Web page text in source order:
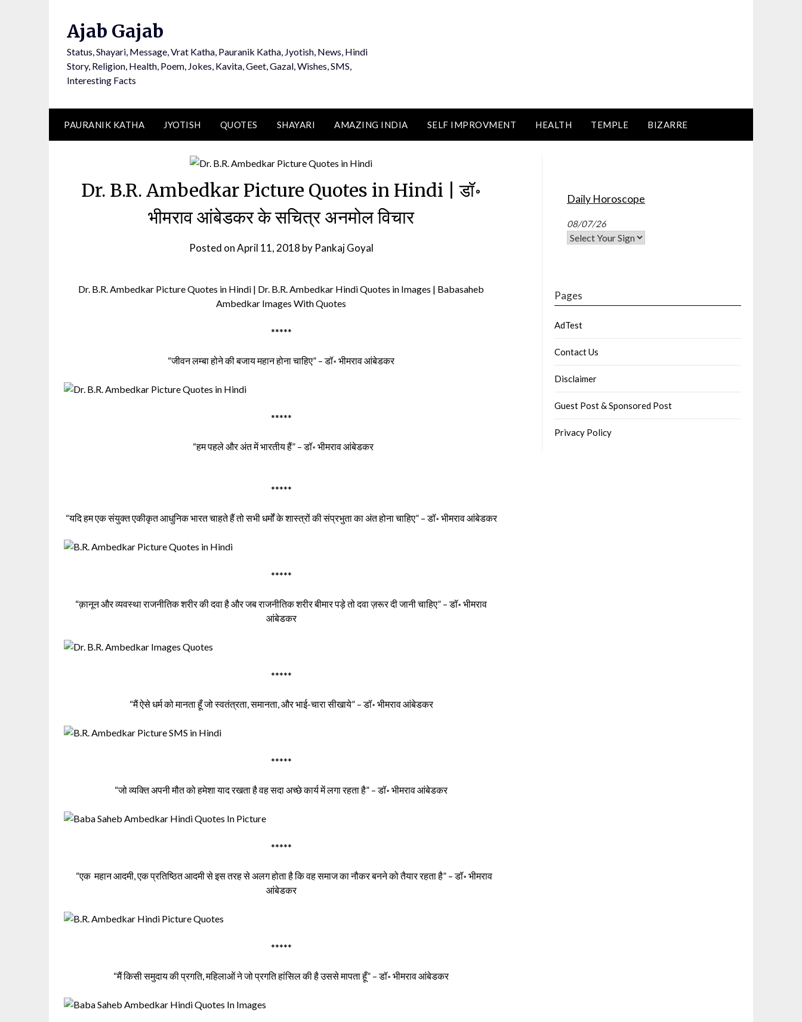
Ajab Gajab
Status, Shayari, Message, Vrat Katha, Pauranik Katha, Jyotish, News, Hindi
Story, Religion, Health, Poem, Jokes, Kavita, Geet, Gazal, Wishes, SMS,
Interesting Facts
PAURANIK KATHA JYOTISH QUOTES SHAYARI AMAZING INDIA SELF IMPROVMENT HEALTH TEMPLE BIZARRE
Dr. B.R. Ambedkar Picture Quotes in Hindi | डॉ॰
भीमराव आंबेडकर के सचित्र अनमोल विचार
Posted onApril 11, 2018 by Pankaj Goyal
Dr. B.R. Ambedkar Picture Quotes in Hindi | Dr. B.R. Ambedkar Hindi Quotes in Images | Babasaheb
Ambedkar Images With Quotes
*****
“जीवन लम्बा होने की बजाय महान होना चाहिए” – डॉ॰ भीमराव आंबेडकर
*****
“हम पहले और अंत में भारतीय हैं” – डॉ॰ भीमराव आंबेडकर
*****
“यदि हम एक संयुक्त एकीकृत आधुनिक भारत चाहते हैं तो सभी धर्मों के शास्त्रों की संप्रभुता का अंत होना चाहिए” – डॉ॰ भीमराव आंबेडकर
*****
“क़ानून और व्यवस्था राजनीतिक शरीर की दवा है और जब राजनीतिक शरीर बीमार पड़े तो दवा ज़रूर दी जानी चाहिए” – डॉ॰ भीमराव
आंबेडकर
*****
“मैं ऐसे धर्म को मानता हूँ जो स्वतंत्रता, समानता, और भाई-चारा सीखाये” – डॉ॰ भीमराव आंबेडकर
*****
“जो व्यक्ति अपनी मौत को हमेशा याद रखता है वह सदा अच्छे कार्य में लगा रहता है” – डॉ॰ भीमराव आंबेडकर
*****
“एक महान आदमी, एक प्रतिष्ठित आदमी से इस तरह से अलग होता है कि वह समाज का नौकर बनने को तैयार रहता है” – डॉ॰ भीमराव
आंबेडकर
*****
“मैं किसी समुदाय की प्रगति, महिलाओं ने जो प्रगति हांसिल की है उससे मापता हूँ” – डॉ॰ भीमराव आंबेडकर
Daily Horoscope
08/07/26
Pages
AdTest
Contact Us
Disclaimer
Guest Post & Sponsored Post
Privacy Policy